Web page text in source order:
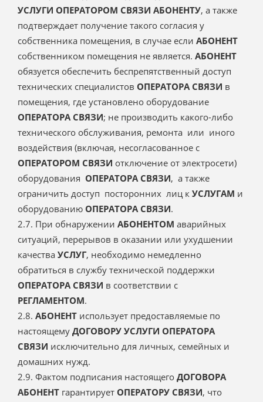
УСЛУГИ ОПЕРАТОРОМ СВЯЗИ АБОНЕНТУ, а также
подтверждает получение такого согласия у
собственника помещения, в случае если АБОНЕНТ
собственником помещения не является. АБОНЕНТ
обязуется обеспечить беспрепятственный доступ
технических специалистов ОПЕРАТОРА СВЯЗИ в
помещения, где установлено оборудование
ОПЕРАТОРА СВЯЗИ; не производить какого-либо
технического обслуживания, ремонта или иного
воздействия (включая, несогласованное с
ОПЕРАТОРОМ СВЯЗИ отключение от электросети)
оборудования ОПЕРАТОРА СВЯЗИ, а также
ограничить доступ посторонних лиц к УСЛУГАМ и
оборудованию ОПЕРАТОРА СВЯЗИ.
2.7. При обнаружении АБОНЕНТОМ аварийных
ситуаций, перерывов в оказании или ухудшении
качества УСЛУГ, необходимо немедленно
обратиться в службу технической поддержки
ОПЕРАТОРА СВЯЗИ в соответствии с
РЕГЛАМЕНТОМ.
2.8. АБОНЕНТ использует предоставляемые по
настоящему ДОГОВОРУ УСЛУГИ ОПЕРАТОРА
СВЯЗИ исключительно для личных, семейных и
домашних нужд.
2.9. Фактом подписания настоящего ДОГОВОРА
АБОНЕНТ гарантирует ОПЕРАТОРУ СВЯЗИ, что